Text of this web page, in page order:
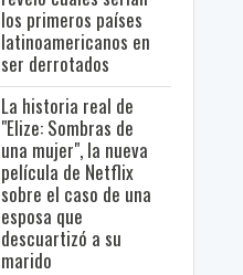
los primeros países
latinoamericanos en
ser derrotados
La historia real de
"Elize: Sombras de
una mujer", la nueva
película de Netflix
sobre el caso de una
esposa que
descuartizó a su
marido